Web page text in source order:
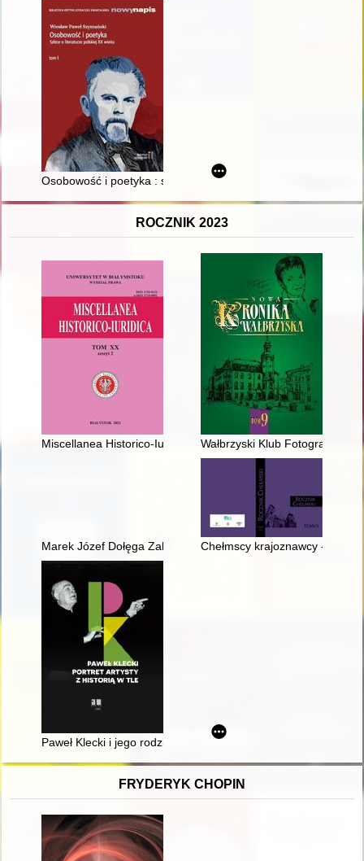
Osobowość i poetyka : szkice o literaturze polskiej XX wieku.
ROCZNIK 2023
Miscellanea Historico-Iuridica. T. 20, z. 2 (2021), Powstanie i
Wałbrzyski Klub Fotograficzny
Marek Józef Dołęga Zakrzewski (25.VIII.1896 - 11.IX.1944) :
Chełmscy krajoznawcy -
Paweł Klecki i jego rodzina w świetle archiwaliów
FRYDERYK CHOPIN